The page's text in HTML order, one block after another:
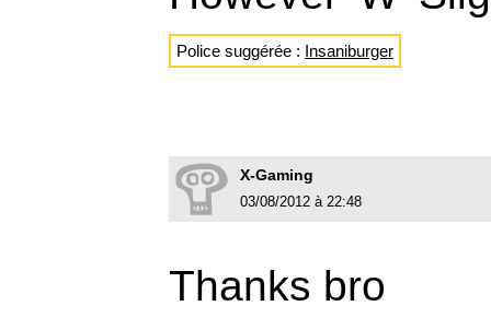
Police suggérée : Insaniburger
X-Gaming
03/08/2012 à 22:48
Thanks bro